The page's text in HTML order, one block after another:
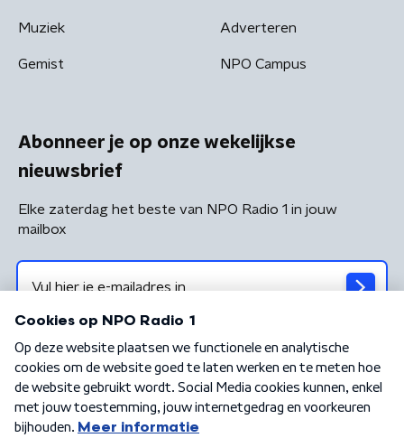
Muziek
Gemist
Adverteren
NPO Campus
Abonneer je op onze wekelijkse
nieuwsbrief
Elke zaterdag het beste van NPO Radio 1 in jouw
mailbox
Algemene voorwaarden